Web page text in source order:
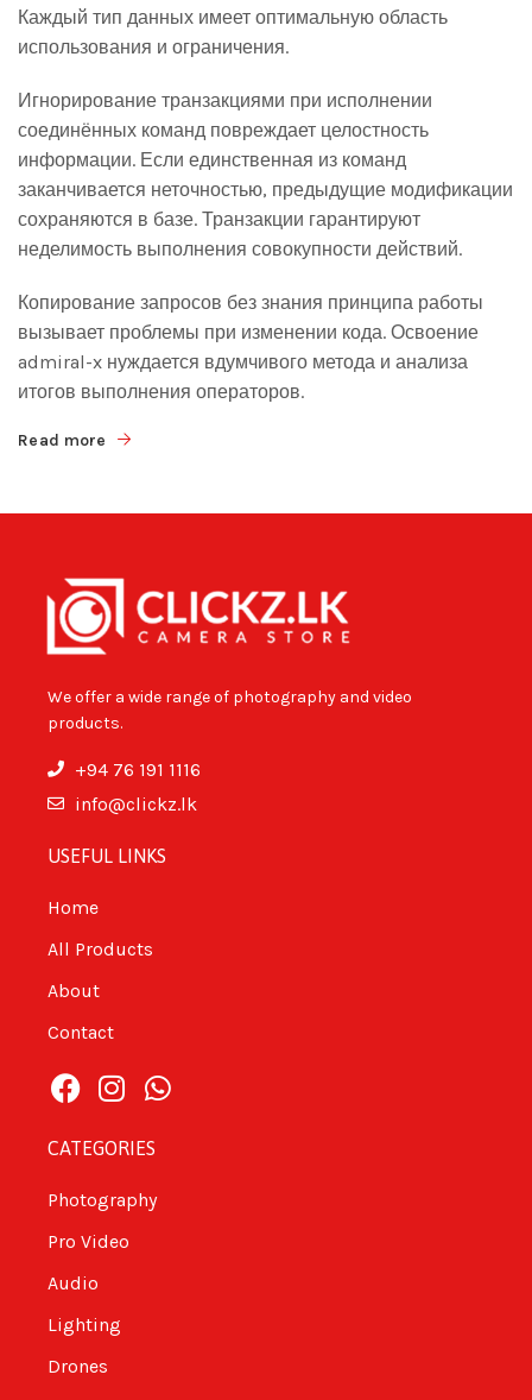
Каждый тип данных имеет оптимальную область
использования и ограничения.
Игнорирование транзакциями при исполнении
соединённых команд повреждает целостность
информации. Если единственная из команд
заканчивается неточностью, предыдущие модификации
сохраняются в базе. Транзакции гарантируют
неделимость выполнения совокупности действий.
Копирование запросов без знания принципа работы
вызывает проблемы при изменении кода. Освоение
admiral-x нуждается вдумчивого метода и анализа
итогов выполнения операторов.
Read more
We offer a wide range of photography and video
products.
+94 76 191 1116
info@clickz.lk
USEFUL LINKS
Home
All Products
About
Contact
CATEGORIES
Photography
Pro Video
Audio
Lighting
Drones